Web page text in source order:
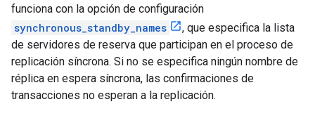
funciona con la opción de configuración
synchronous_standby_names
, que especifica la lista
de servidores de reserva que participan en el proceso de
replicación síncrona. Si no se especifica ningún nombre de
réplica en espera síncrona, las confirmaciones de
transacciones no esperan a la replicación.